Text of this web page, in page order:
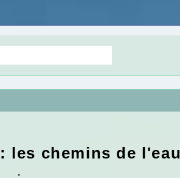
les chemins de l'eau
.